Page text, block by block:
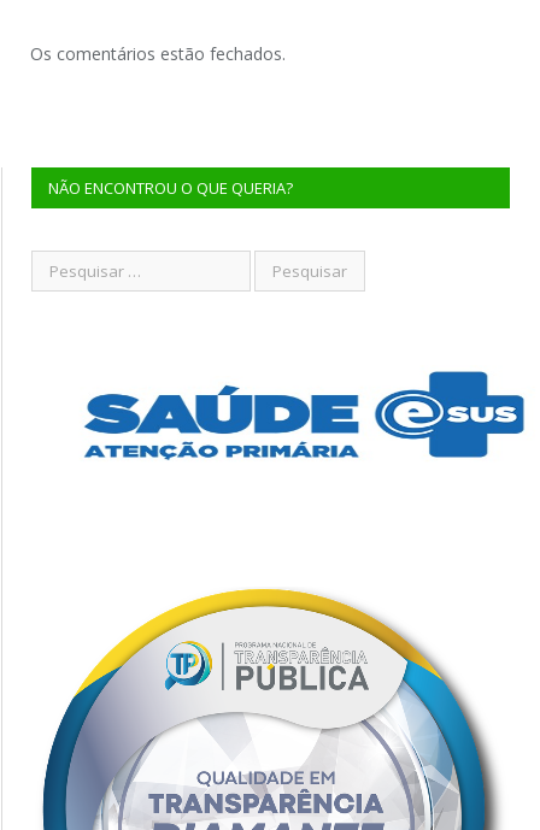
Os comentários estão fechados.
NÃO ENCONTROU O QUE QUERIA?